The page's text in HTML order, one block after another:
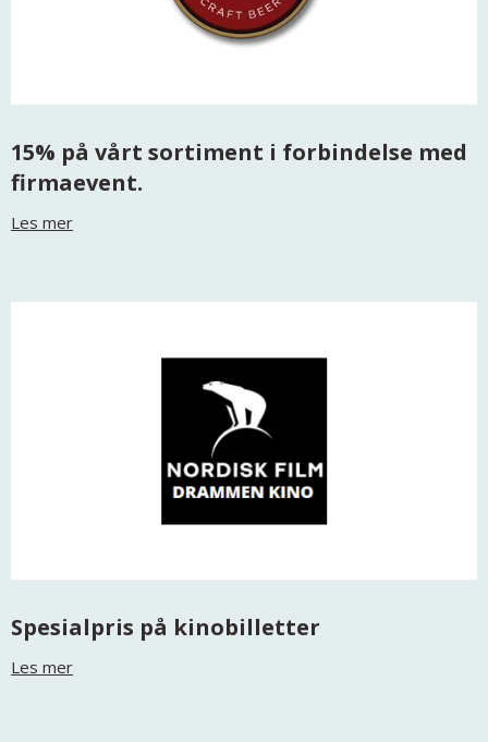
15% på vårt sortiment i forbindelse med
firmaevent.
Les mer
Spesialpris på kinobilletter
Les mer